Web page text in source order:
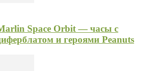
Space Orbit — часы с
и героями Peanuts